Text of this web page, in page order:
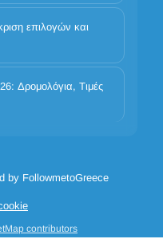
επιλογών και
Δρομολόγια, Τιμές
by FollowmetoGreece
contributors
δεδομένων είναι
την εμπειρία σας.
Τα βασικά cookies είναι
όλων Αποδοχή όλων
όλων των cookies